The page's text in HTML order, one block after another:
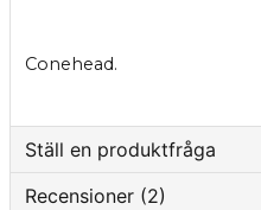
Conehead.
Ställ en produktfråga
question
Recensioner (2)